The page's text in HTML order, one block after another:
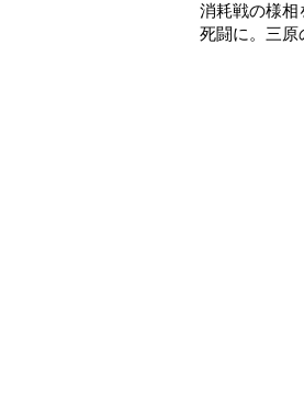
消耗戦の様相
死闘に。三原